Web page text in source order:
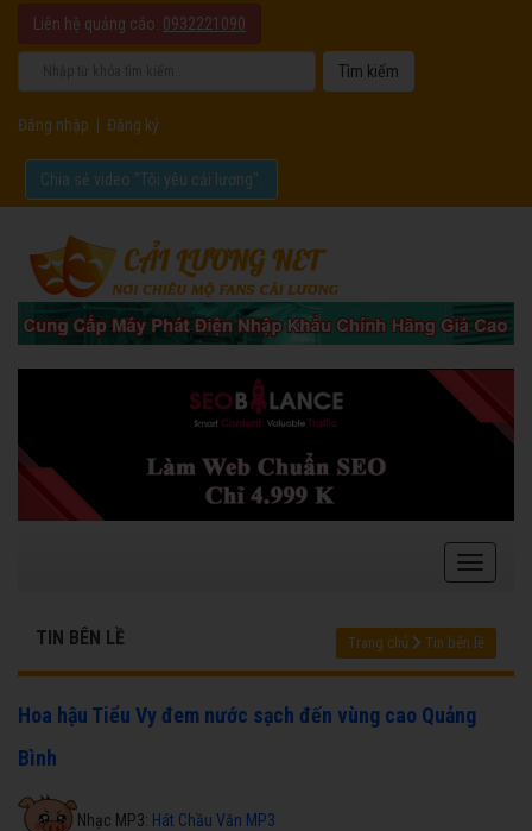
Liên hệ quảng cáo: 0932221090
Đăng nhập Đăng ký
Chia sẻ video "Tôi yêu cải lương".
TIN BÊN LỀ Trang chủ Tin bên lề
Hoa hậu Tiểu Vy đem nước sạch đến vùng cao Quảng
Bình
Nhạc MP3: Hát Chầu Văn MP3